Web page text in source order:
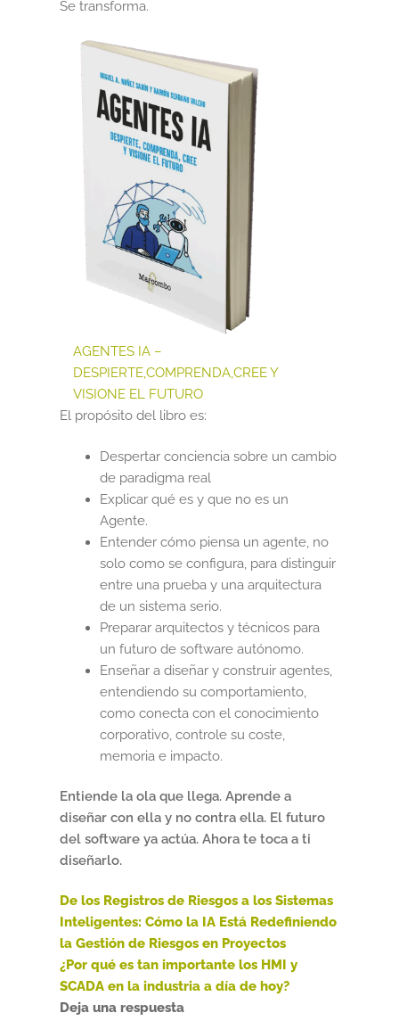
Se transforma.
AGENTES IA –
DESPIERTE,COMPRENDA,CREE Y
VISIONE EL FUTURO
El propósito del libro es:
Despertar conciencia sobre un cambio
de paradigma real
Explicar qué es y que no es un
Agente.
Entender cómo piensa un agente, no
solo como se configura, para distinguir
entre una prueba y una arquitectura
de un sistema serio.
Preparar arquitectos y técnicos para
un futuro de software autónomo.
Enseñar a diseñar y construir agentes,
entendiendo su comportamiento,
como conecta con el conocimiento
corporativo, controle su coste,
memoria e impacto.
Entiende la ola que llega. Aprende a
diseñar con ella y no contra ella. El futuro
del software ya actúa. Ahora te toca a ti
diseñarlo.
Navegación
de
entradas
Anterior:
De los Registros de Riesgos a los Sistemas
Inteligentes: Cómo la IA Está Redefiniendo
la Gestión de Riesgos en Proyectos
Siguiente:
¿Por qué es tan importante los HMI y
SCADA en la industria a día de hoy?
Deja una respuesta